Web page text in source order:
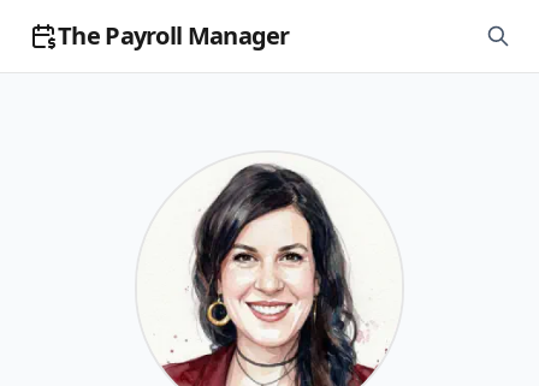
The Payroll Manager